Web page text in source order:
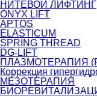
НИТЕВОЙ ЛИФТИНГ
ONYX LIFT
APTOS
ELASTICUM
SPRING THREAD
DG-LIFT
ПЛАЗМОТЕРАПИЯ
Коррекция
МЕЗОТЕРАПИЯ